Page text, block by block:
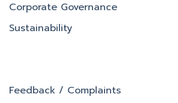
Corporate Governance
Sustainability
Feedback / Complaints